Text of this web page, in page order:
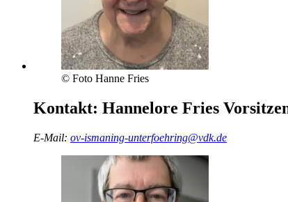
© Foto Hanne Fries
Kontakt: Hannelore Fries
E-Mail: ov-ismaning-unterfoehring@vdk.de